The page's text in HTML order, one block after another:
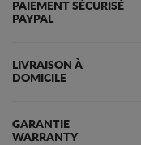
PAIEMENT SÉCURISÉ
PAYPAL
LIVRAISON À
DOMICILE
GARANTIE
WARRANTY